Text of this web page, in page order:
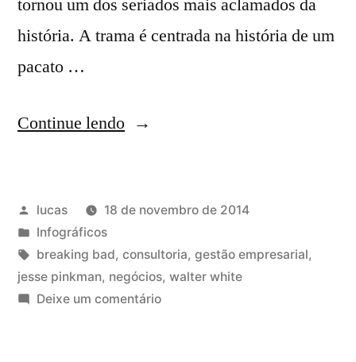
história. A trama é centrada na história de um
pacato …
Continue lendo
lucas
18 de novembro de 2014
Infográficos
breaking bad, consultoria, gestão empresarial,
jesse pinkman, negócios, walter white
Deixe um comentário